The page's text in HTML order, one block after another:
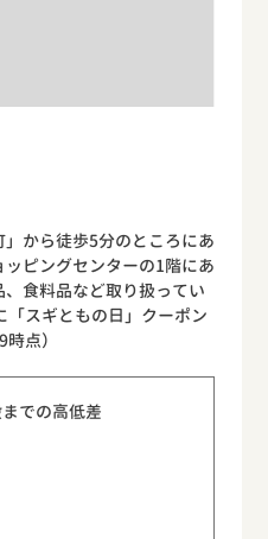
から徒歩5分のところにあ
ピングセンターの1階にあ
食料品など取り扱ってい
「スギともの日」クーポン
点）
での高低差